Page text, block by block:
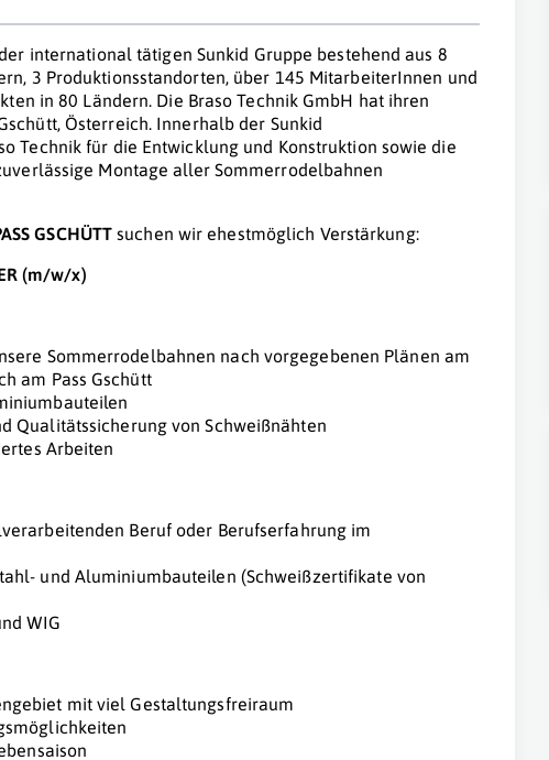
international tätigen Sunkid Gruppe bestehend aus 8
3 Produktionsstandorten, über 145 MitarbeiterInnen und
in 80 Ländern. Die Braso Technik GmbH hat ihren
Österreich. Innerhalb der Sunkid
Technik für die Entwicklung und Konstruktion sowie die
Montage aller Sommerrodelbahnen
GSCHÜTT suchen wir ehestmöglich Verstärkung:
(m/w/x)
Sommerrodelbahnen nach vorgegebenen Plänen am
am Pass Gschütt
Qualitätssicherung von Schweißnähten
Arbeiten
Beruf oder Berufserfahrung im
und Aluminiumbauteilen (Schweißzertifikate von
WIG
mit viel Gestaltungsfreiraum